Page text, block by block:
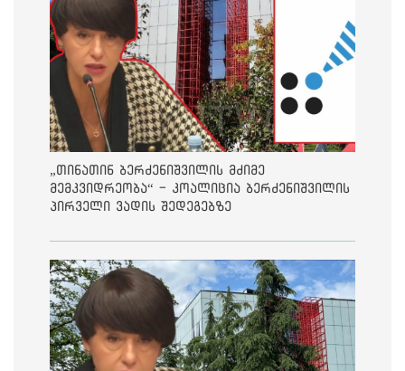
„თინათინ ბერძენიშვილის მძიმე
მემკვიდრეობა“ - კოალიცია ბერძენიშვილის
პირველი ვადის შედეგებზე